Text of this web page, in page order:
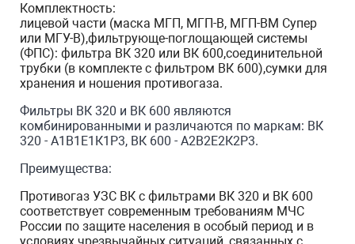
Комплектность:
лицевой части (маска МГП, МГП-В, МГП-ВМ Супер
или МГУ-В),фильтрующе-поглощающей системы
(ФПС): фильтра ВК 320 или ВК 600,соединительной
трубки (в комплекте с фильтром ВК 600),сумки для
хранения и ношения противогаза.
Фильтры ВК 320 и ВК 600 являются
комбинированными и различаются по маркам: ВК
320 - А1В1Е1К1Р3, ВК 600 - А2В2Е2К2Р3.
Преимущества:
Противогаз УЗС ВК с фильтрами ВК 320 и ВК 600
соответствует современным требованиям МЧС
России по защите населения в особый период и в